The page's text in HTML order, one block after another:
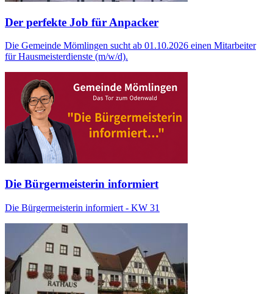
Der perfekte Job für Anpacker
Die Gemeinde Mömlingen sucht ab 01.10.2026 einen Mitarbeiter
für Hausmeisterdienste (m/w/d).
Die Bürgermeisterin informiert
Die Bürgermeisterin informiert - KW 31